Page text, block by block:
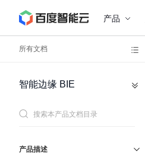
产品
所有文档
智能边缘 BIE
产品描述